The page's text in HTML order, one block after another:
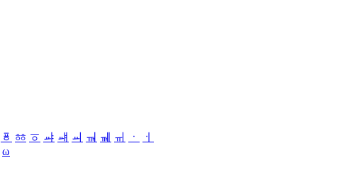
ㆄ ㆅ ㆆ ㆇ ㆈ ㆉ ㆊ ㆋ ㆌ ㆍ
ㆎ
ω